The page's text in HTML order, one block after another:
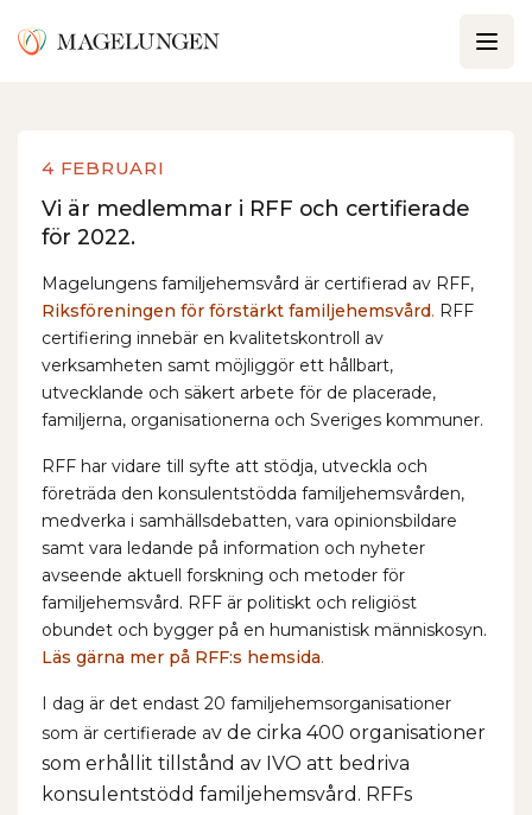
4 FEBRUARI
Vi är medlemmar i RFF och certifierade
för 2022.
Magelungens familjehemsvård är certifierad av RFF,
Riksföreningen för förstärkt familjehemsvård. RFF
certifiering innebär en kvalitetskontroll av
verksamheten samt möjliggör ett hållbart,
utvecklande och säkert arbete för de placerade,
familjerna, organisationerna och Sveriges kommuner.
RFF har vidare till syfte att stödja, utveckla och
företräda den konsulentstödda familjehemsvården,
medverka i samhällsdebatten, vara opinionsbildare
samt vara ledande på information och nyheter
avseende aktuell forskning och metoder för
familjehemsvård. RFF är politiskt och religiöst
obundet och bygger på en humanistisk människosyn.
Läs gärna mer på RFF:s hemsida.
I dag är det endast 20 familjehemsorganisationer
som är certifierade av de cirka 400 organisationer
som erhållit tillstånd av IVO att bedriva
konsulentstödd familjehemsvård. RFFs